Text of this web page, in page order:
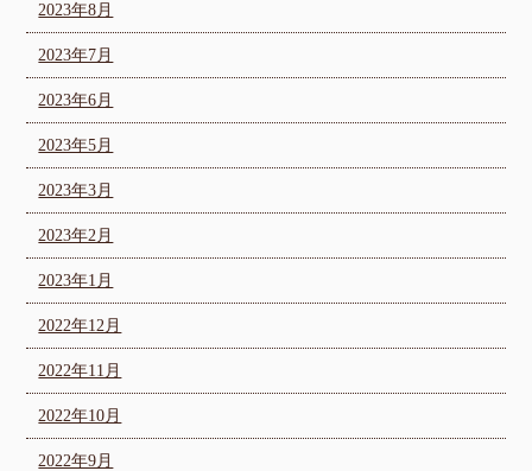
2023年8月
2023年7月
2023年6月
2023年5月
2023年3月
2023年2月
2023年1月
2022年12月
2022年11月
2022年10月
2022年9月